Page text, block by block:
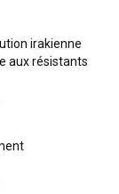
irakienne
aux résistants